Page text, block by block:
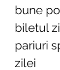
bune
biletul
pariuri
zilei